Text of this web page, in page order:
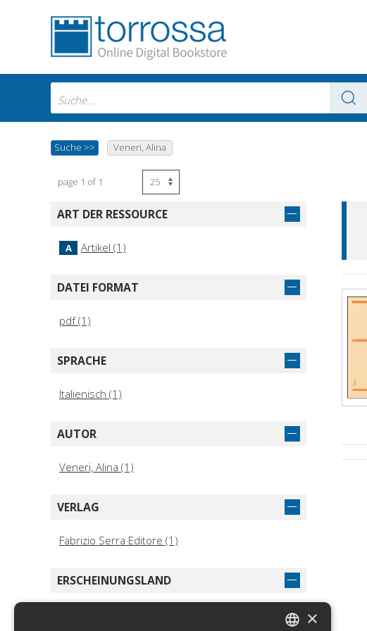
Suche >> Veneri, Alina
page 1 of 1
ART DER RESSOURCE
A Artikel (1)
DATEI FORMAT
pdf (1)
SPRACHE
Italienisch (1)
AUTOR
Veneri, Alina (1)
VERLAG
Fabrizio Serra Editore (1)
ERSCHEINUNGSLAND
×